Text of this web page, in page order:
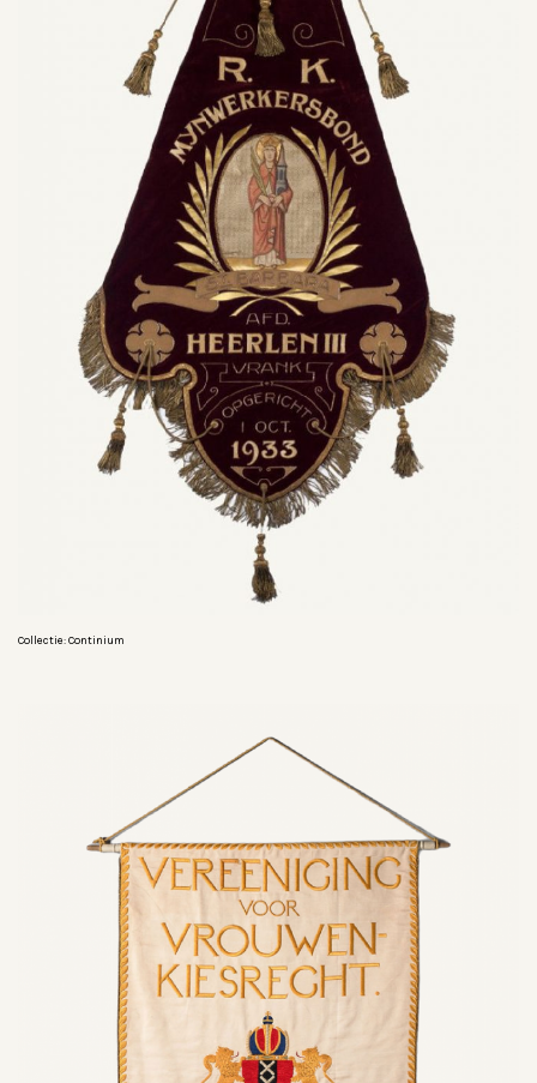
Collectie: Continium